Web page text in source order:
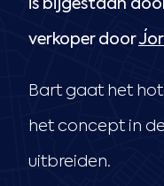
is bijgestaan
verkoper door
Bart gaat het
het concept in
uitbreiden.